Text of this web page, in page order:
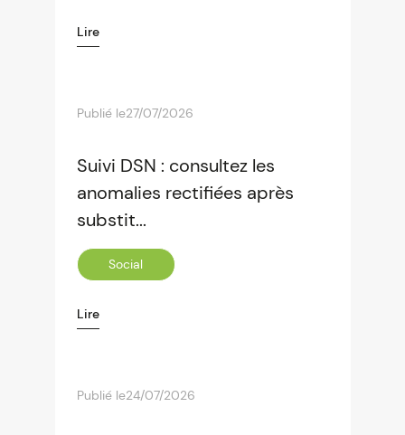
Lire
Publié le27/07/2026
Suivi DSN : consultez les
anomalies rectifiées après
substit...
Social
Lire
Publié le24/07/2026